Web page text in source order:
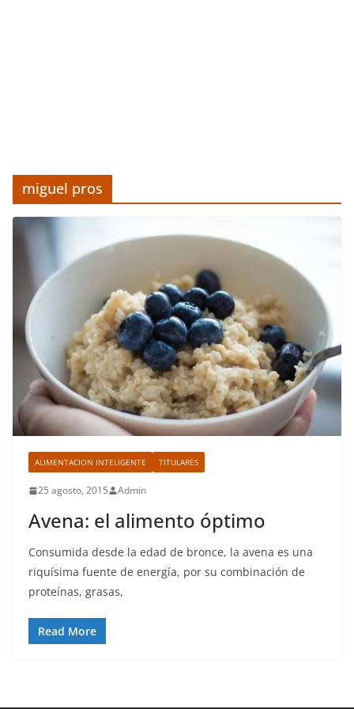
miguel pros
ALIMENTACION INTELIGENTE TITULARES
25 agosto, 2015 Admin
Avena: el alimento óptimo
Consumida desde la edad de bronce, la avena es una
riquísima fuente de energía, por su combinación de
proteínas, grasas,
Read More